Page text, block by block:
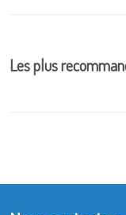
Les plus